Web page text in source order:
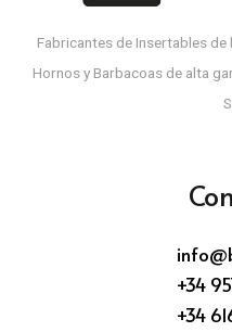
Fabricantes de Insertables de
Hornos y Barbacoas de alta
+34
+34